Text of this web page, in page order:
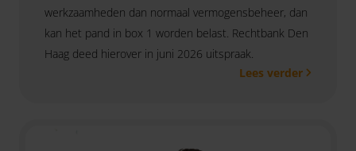
werkzaamheden dan normaal vermogensbeheer, dan
kan het pand in box 1 worden belast. Rechtbank Den
Haag deed hierover in juni 2026 uitspraak.
Lees verder